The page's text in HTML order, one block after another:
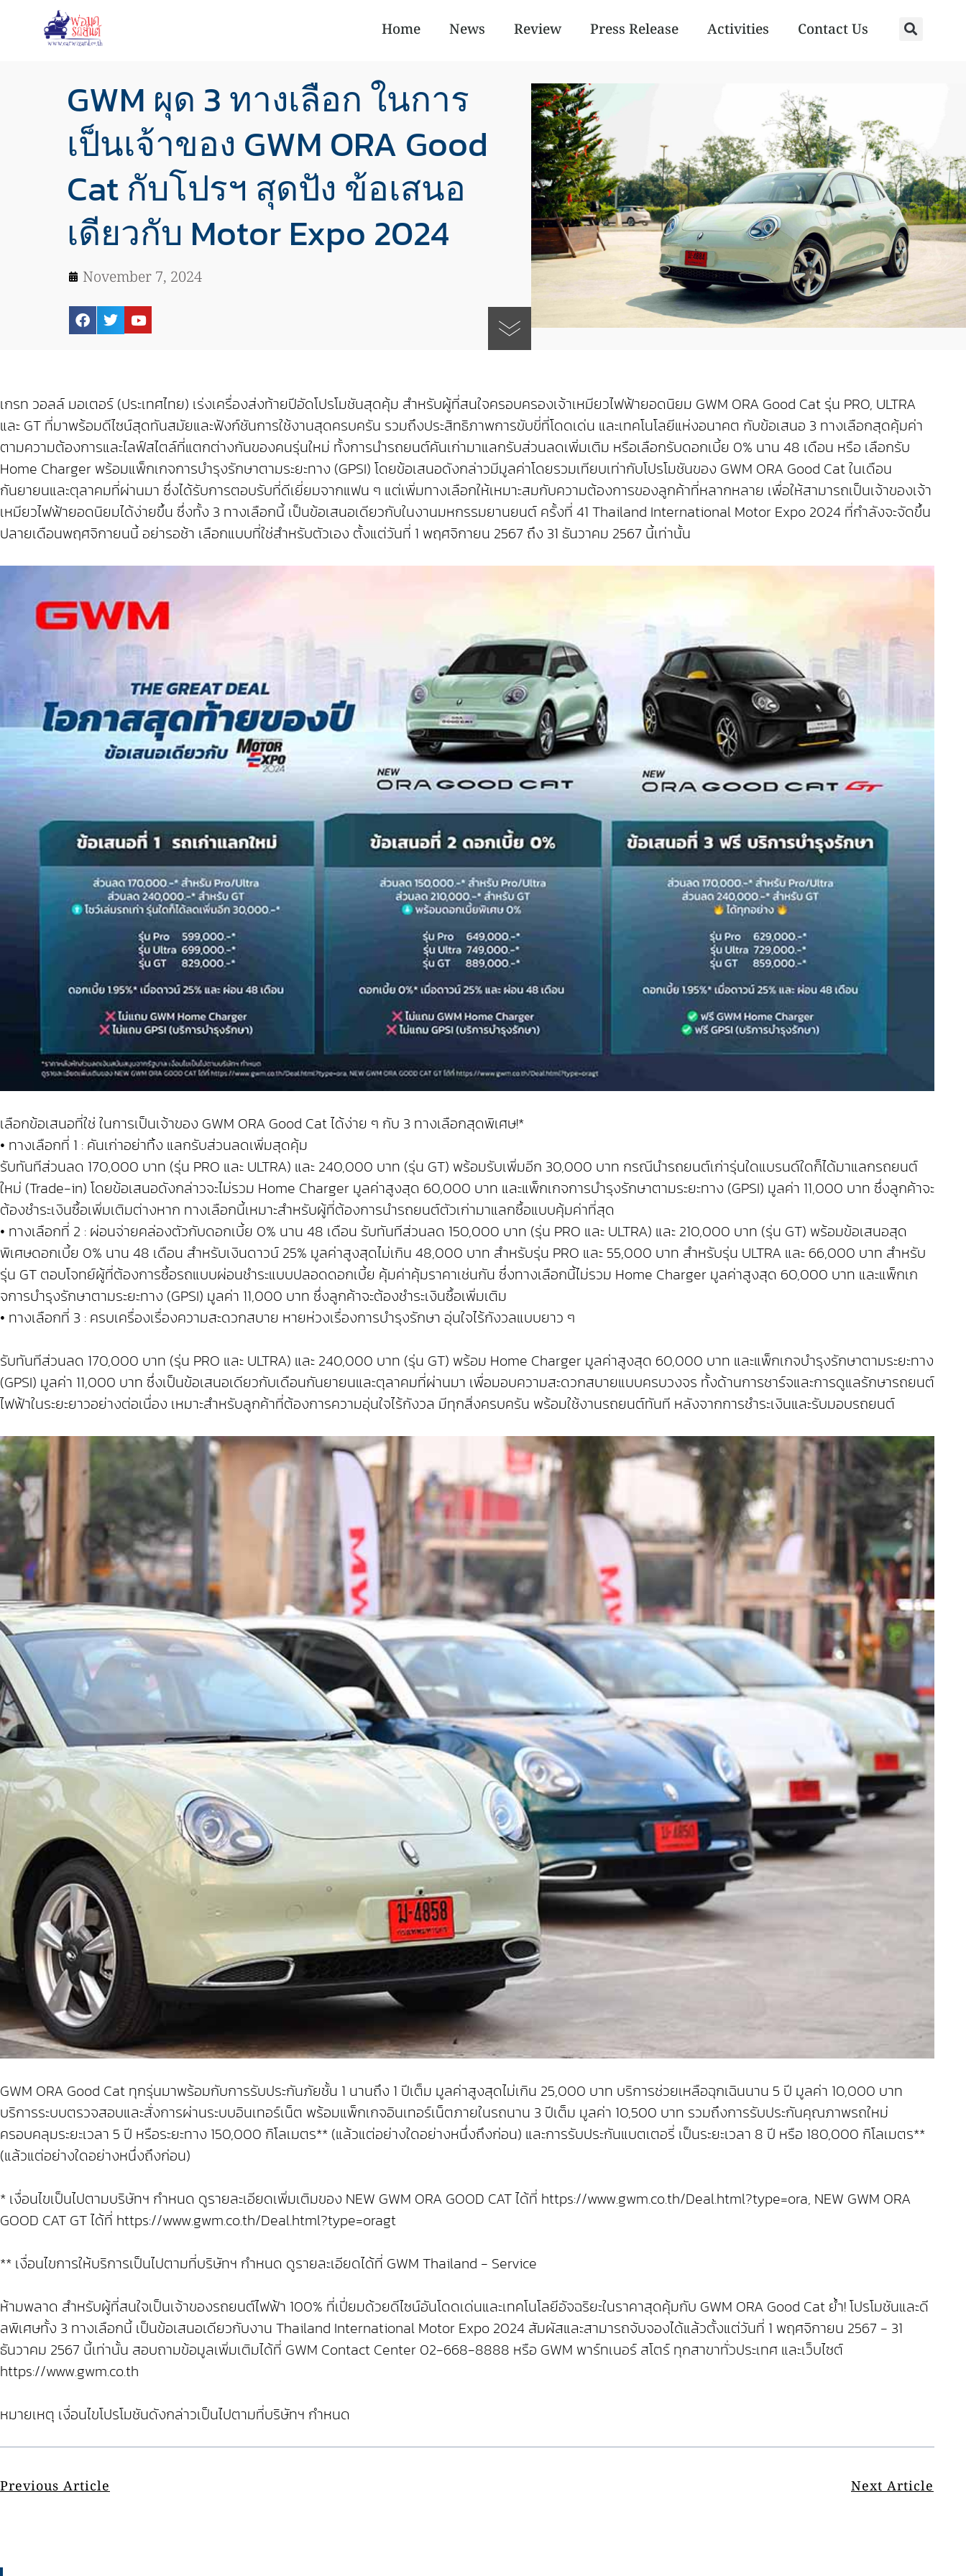
Home News Review Press Release Activities Contact Us
GWM ผุด 3 ทางเลือก ในการ
เป็นเจ้าของ GWM ORA Good
Cat กับโปรฯ สุดปัง ข้อเสนอ
เดียวกับ Motor Expo 2024
November 7, 2024
เกรท วอลล์ มอเตอร์ (ประเทศไทย) เร่งเครื่องส่งท้ายปีอัดโปรโมชันสุดคุ้ม สำหรับผู้ที่สนใจครอบครองเจ้าเหมียวไฟฟ้ายอดนิยม GWM ORA Good Cat รุ่น PRO, ULTRA
และ GT ที่มาพร้อมดีไซน์สุดทันสมัยและฟังก์ชันการใช้งานสุดครบครัน รวมถึงประสิทธิภาพการขับขี่ที่โดดเด่น และเทคโนโลยีแห่งอนาคต กับข้อเสนอ 3 ทางเลือกสุดคุ้มค่า
ตามความต้องการและไลฟ์สไตล์ที่แตกต่างกันของคนรุ่นใหม่ ทั้งการนำรถยนต์คันเก่ามาแลกรับส่วนลดเพิ่มเติม หรือเลือกรับดอกเบี้ย 0% นาน 48 เดือน หรือ เลือกรับ
Home Charger พร้อมแพ็กเกจการบำรุงรักษาตามระยะทาง (GPSI) โดยข้อเสนอดังกล่าวมีมูลค่าโดยรวมเทียบเท่ากับโปรโมชันของ GWM ORA Good Cat ในเดือน
กันยายนและตุลาคมที่ผ่านมา ซึ่งได้รับการตอบรับที่ดีเยี่ยมจากแฟน ๆ แต่เพิ่มทางเลือกให้เหมาะสมกับความต้องการของลูกค้าที่หลากหลาย เพื่อให้สามารถเป็นเจ้าของเจ้า
เหมียวไฟฟ้ายอดนิยมได้ง่ายขึ้น ซึ่งทั้ง 3 ทางเลือกนี้ เป็นข้อเสนอเดียวกับในงานมหกรรมยานยนต์ ครั้งที่ 41 Thailand International Motor Expo 2024 ที่กำลังจะจัดขึ้น
ปลายเดือนพฤศจิกายนนี้ อย่ารอช้า เลือกแบบที่ใช่สำหรับตัวเอง ตั้งแต่วันที่ 1 พฤศจิกายน 2567 ถึง 31 ธันวาคม 2567 นี้เท่านั้น
เลือกข้อเสนอที่ใช่ ในการเป็นเจ้าของ GWM ORA Good Cat ได้ง่าย ๆ กับ 3 ทางเลือกสุดพิเศษ!*
• ทางเลือกที่ 1 : คันเก่าอย่าทิ้ง แลกรับส่วนลดเพิ่มสุดคุ้ม
รับทันทีส่วนลด 170,000 บาท (รุ่น PRO และ ULTRA) และ 240,000 บาท (รุ่น GT) พร้อมรับเพิ่มอีก 30,000 บาท กรณีนำรถยนต์เก่ารุ่นใดแบรนด์ใดก็ได้มาแลกรถยนต์
ใหม่ (Trade-in) โดยข้อเสนอดังกล่าวจะไม่รวม Home Charger มูลค่าสูงสุด 60,000 บาท และแพ็กเกจการบำรุงรักษาตามระยะทาง (GPSI) มูลค่า 11,000 บาท ซึ่งลูกค้าจะ
ต้องชำระเงินซื้อเพิ่มเติมต่างหาก ทางเลือกนี้เหมาะสำหรับผู้ที่ต้องการนำรถยนต์ตัวเก่ามาแลกซื้อแบบคุ้มค่าที่สุด
• ทางเลือกที่ 2 : ผ่อนจ่ายคล่องตัวกับดอกเบี้ย 0% นาน 48 เดือน รับทันทีส่วนลด 150,000 บาท (รุ่น PRO และ ULTRA) และ 210,000 บาท (รุ่น GT) พร้อมข้อเสนอสุด
พิเศษดอกเบี้ย 0% นาน 48 เดือน สำหรับเงินดาวน์ 25% มูลค่าสูงสุดไม่เกิน 48,000 บาท สำหรับรุ่น PRO และ 55,000 บาท สำหรับรุ่น ULTRA และ 66,000 บาท สำหรับ
รุ่น GT ตอบโจทย์ผู้ที่ต้องการซื้อรถแบบผ่อนชำระแบบปลอดดอกเบี้ย คุ้มค่าคุ้มราคาเช่นกัน ซึ่งทางเลือกนี้ไม่รวม Home Charger มูลค่าสูงสุด 60,000 บาท และแพ็กเก
จการบำรุงรักษาตามระยะทาง (GPSI) มูลค่า 11,000 บาท ซึ่งลูกค้าจะต้องชำระเงินซื้อเพิ่มเติม
• ทางเลือกที่ 3 : ครบเครื่องเรื่องความสะดวกสบาย หายห่วงเรื่องการบำรุงรักษา อุ่นใจไร้กังวลแบบยาว ๆ
รับทันทีส่วนลด 170,000 บาท (รุ่น PRO และ ULTRA) และ 240,000 บาท (รุ่น GT) พร้อม Home Charger มูลค่าสูงสุด 60,000 บาท และแพ็กเกจบำรุงรักษาตามระยะทาง
(GPSI) มูลค่า 11,000 บาท ซึ่งเป็นข้อเสนอเดียวกับเดือนกันยายนและตุลาคมที่ผ่านมา เพื่อมอบความสะดวกสบายแบบครบวงจร ทั้งด้านการชาร์จและการดูแลรักษารถยนต์
ไฟฟ้าในระยะยาวอย่างต่อเนื่อง เหมาะสำหรับลูกค้าที่ต้องการความอุ่นใจไร้กังวล มีทุกสิ่งครบครัน พร้อมใช้งานรถยนต์ทันที หลังจากการชำระเงินและรับมอบรถยนต์
GWM ORA Good Cat ทุกรุ่นมาพร้อมกับการรับประกันภัยชั้น 1 นานถึง 1 ปีเต็ม มูลค่าสูงสุดไม่เกิน 25,000 บาท บริการช่วยเหลือฉุกเฉินนาน 5 ปี มูลค่า 10,000 บาท
บริการระบบตรวจสอบและสั่งการผ่านระบบอินเทอร์เน็ต พร้อมแพ็กเกจอินเทอร์เน็ตภายในรถนาน 3 ปีเต็ม มูลค่า 10,500 บาท รวมถึงการรับประกันคุณภาพรถใหม่
ครอบคลุมระยะเวลา 5 ปี หรือระยะทาง 150,000 กิโลเมตร** (แล้วแต่อย่างใดอย่างหนึ่งถึงก่อน) และการรับประกันแบตเตอรี่ เป็นระยะเวลา 8 ปี หรือ 180,000 กิโลเมตร**
(แล้วแต่อย่างใดอย่างหนึ่งถึงก่อน)
* เงื่อนไขเป็นไปตามบริษัทฯ กำหนด ดูรายละเอียดเพิ่มเติมของ NEW GWM ORA GOOD CAT ได้ที่ https://www.gwm.co.th/Deal.html?type=ora, NEW GWM ORA
GOOD CAT GT ได้ที่ https://www.gwm.co.th/Deal.html?type=oragt
** เงื่อนไขการให้บริการเป็นไปตามที่บริษัทฯ กำหนด ดูรายละเอียดได้ที่ GWM Thailand - Service
ห้ามพลาด สำหรับผู้ที่สนใจเป็นเจ้าของรถยนต์ไฟฟ้า 100% ที่เปี่ยมด้วยดีไซน์อันโดดเด่นและเทคโนโลยีอัจฉริยะในราคาสุดคุ้มกับ GWM ORA Good Cat ย้ำ! โปรโมชันและดี
ลพิเศษทั้ง 3 ทางเลือกนี้ เป็นข้อเสนอเดียวกับงาน Thailand International Motor Expo 2024 สัมผัสและสามารถจับจองได้แล้วตั้งแต่วันที่ 1 พฤศจิกายน 2567 - 31
ธันวาคม 2567 นี้เท่านั้น สอบถามข้อมูลเพิ่มเติมได้ที่ GWM Contact Center 02-668-8888 หรือ GWM พาร์ทเนอร์ สโตร์ ทุกสาขาทั่วประเทศ และเว็บไซต์
https://www.gwm.co.th
หมายเหตุ เงื่อนไขโปรโมชันดังกล่าวเป็นไปตามที่บริษัทฯ กำหนด
Previous Article Next Article